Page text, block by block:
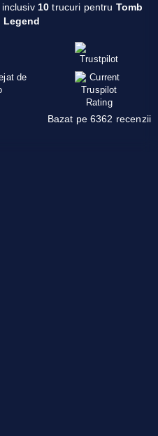
10 trucuri pentru Tomb
Legend
Bazat pe 6362 recenzii